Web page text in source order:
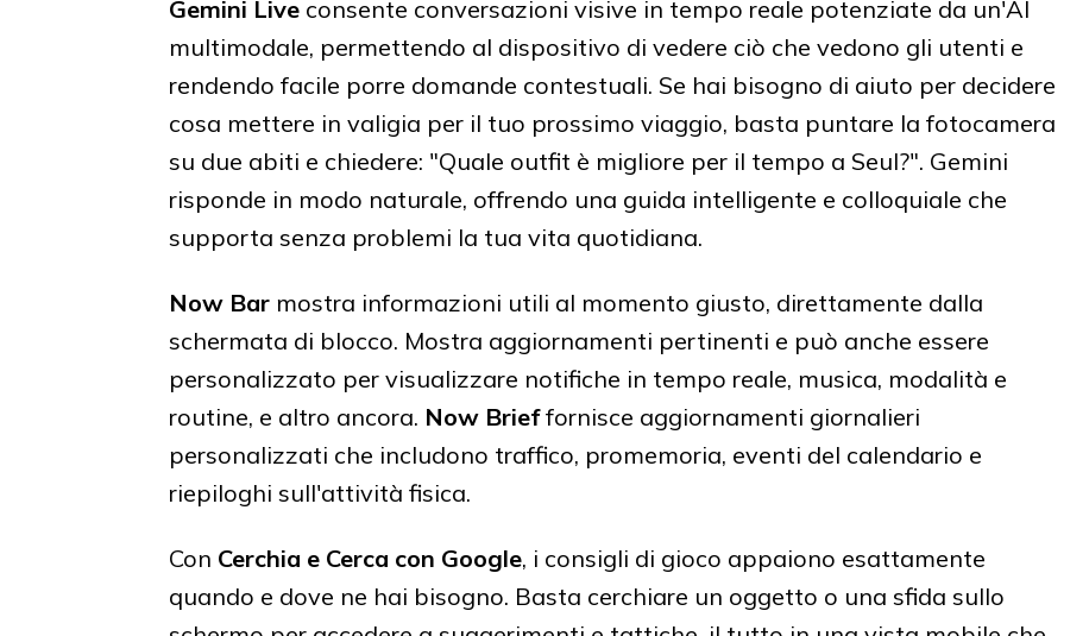
Gemini Live consente conversazioni visive in tempo reale potenziate da un'AI
multimodale, permettendo al dispositivo di vedere ciò che vedono gli utenti e
rendendo facile porre domande contestuali. Se hai bisogno di aiuto per decidere
cosa mettere in valigia per il tuo prossimo viaggio, basta puntare la fotocamera
su due abiti e chiedere: "Quale outfit è migliore per il tempo a Seul?". Gemini
risponde in modo naturale, offrendo una guida intelligente e colloquiale che
supporta senza problemi la tua vita quotidiana.
Now Bar mostra informazioni utili al momento giusto, direttamente dalla
schermata di blocco. Mostra aggiornamenti pertinenti e può anche essere
personalizzato per visualizzare notifiche in tempo reale, musica, modalità e
routine, e altro ancora. Now Brieffornisce aggiornamenti giornalieri
personalizzati che includono traffico, promemoria, eventi del calendario e
riepiloghi sull'attività fisica.
Con Cerchia e Cerca con Google, i consigli di gioco appaiono esattamente
quando e dove ne hai bisogno. Basta cerchiare un oggetto o una sfida sullo